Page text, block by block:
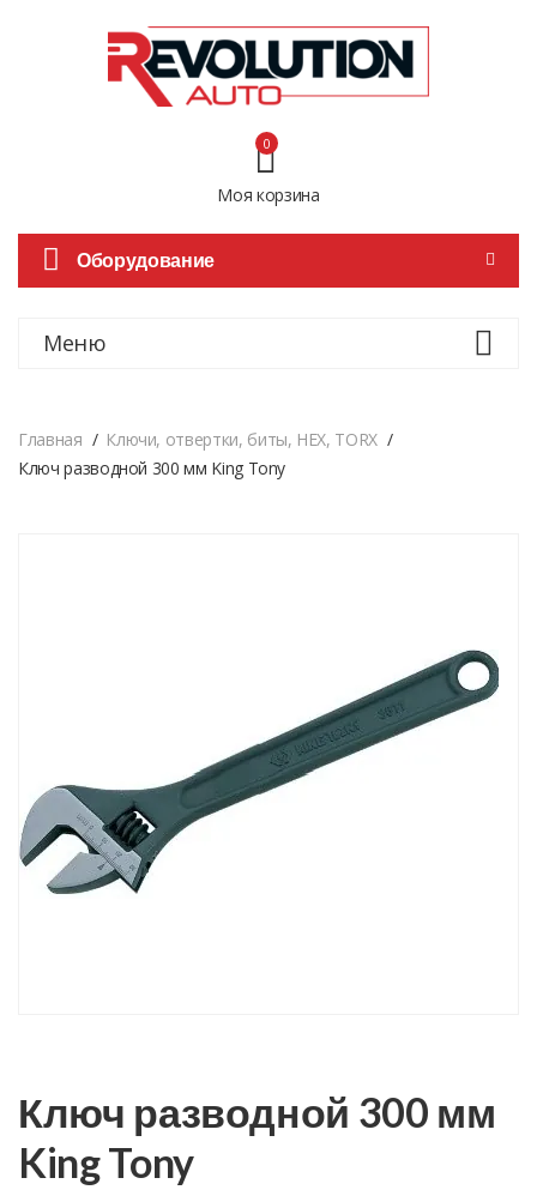
Моя корзина
0
Оборудование
Меню
Главная
Ключи, отвертки, биты, HEX, TORX
Ключ разводной 300 мм King Tony
Ключ разводной 300 мм
King Tony